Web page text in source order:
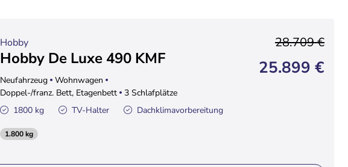
Hobby
Hobby De Luxe 490 KMF
Neufahrzeug
Wohnwagen
Doppel-/franz. Bett, Etagenbett
3 Schlafplätze
25.899 €
28.709 €
1800 kg TV-Halter Dachklimavorbereitung
1.800 kg